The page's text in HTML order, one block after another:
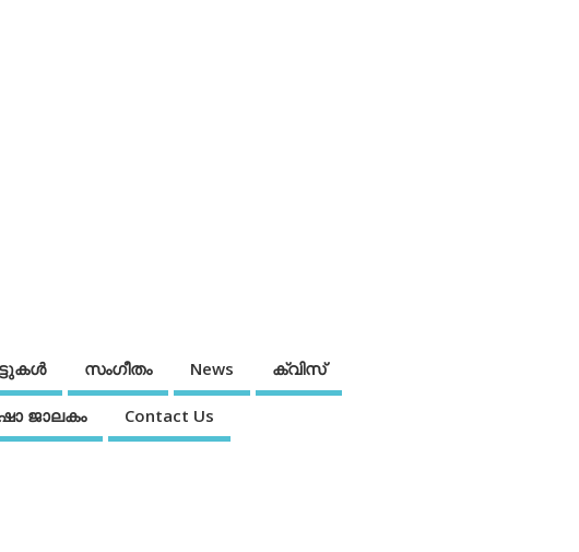
സംഗീതം News ക്വിസ്
ജാലകം Contact Us